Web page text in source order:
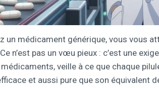
un médicament générique, vous vous
n’est pas un vœu pieux : c’est une
veille à ce que chaque
et aussi pure que son équivalent